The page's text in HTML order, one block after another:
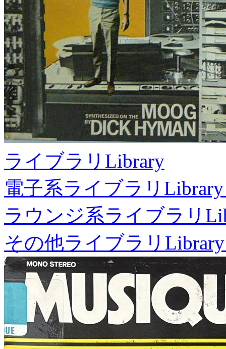
ライブラリ Library
電子系ライブラリ
ラウンジ系ライブラリ
その他ライブラリ